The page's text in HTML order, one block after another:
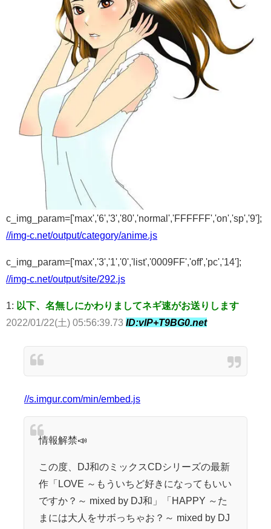
c_img_param=['max','6','3','80','normal','FFFFFF','on','sp','9'];
//img-c.net/output/category/anime.js
c_img_param=['max','3','1','0','list','0009FF','off','pc','14'];
//img-c.net/output/site/292.js
1: 以下、名無しにかわりましてネギ速がお送りします
2022/01/22(土) 05:56:39.73 ID:vlP+T9BG0.net
//s.imgur.com/min/embed.js
情報解禁📣
この度、DJ和のミックスCDシリーズの最新
作「LOVE ～もういちど好きになってもいい
ですか？～ mixed by DJ和」「HAPPY ～た
まには大人をサボっちゃお？～ mixed by DJ